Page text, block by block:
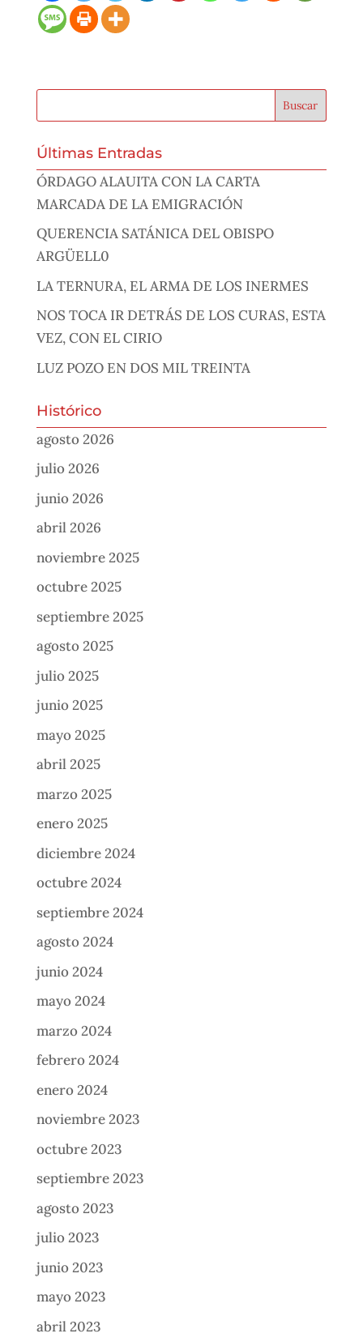
Últimas Entradas
ÓRDAGO ALAUITA CON LA CARTA
MARCADA DE LA EMIGRACIÓN
QUERENCIA SATÁNICA DEL OBISPO
ARGÜELL0
LA TERNURA, EL ARMA DE LOS INERMES
NOS TOCA IR DETRÁS DE LOS CURAS, ESTA
VEZ, CON EL CIRIO
LUZ POZO EN DOS MIL TREINTA
Histórico
agosto 2026
julio 2026
junio 2026
abril 2026
noviembre 2025
octubre 2025
septiembre 2025
agosto 2025
julio 2025
junio 2025
mayo 2025
abril 2025
marzo 2025
enero 2025
diciembre 2024
octubre 2024
septiembre 2024
agosto 2024
junio 2024
mayo 2024
marzo 2024
febrero 2024
enero 2024
noviembre 2023
octubre 2023
septiembre 2023
agosto 2023
julio 2023
junio 2023
mayo 2023
abril 2023